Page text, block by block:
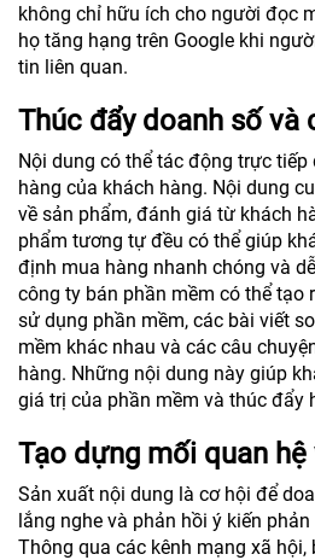
không chỉ hữu ích cho người đọc
họ tăng hạng trên Google khi
tin liên quan.
Thúc đẩy doanh số và
Nội dung có thể tác động trực
hàng của khách hàng. Nội dung
về sản phẩm, đánh giá từ khách
phẩm tương tự đều có thể giúp
định mua hàng nhanh chóng và
công ty bán phần mềm có thể tạo
sử dụng phần mềm, các bài viết
mềm khác nhau và các câu
hàng. Những nội dung này giúp
giá trị của phần mềm và thúc đẩy
Tạo dựng mối quan
Sản xuất nội dung là cơ hội để
lắng nghe và phản hồi ý kiến
Thông qua các kênh mạng xã hội,